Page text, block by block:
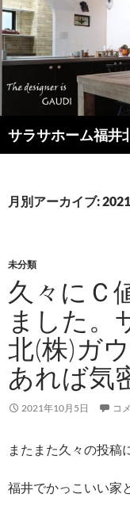
サラサホーム福井
索
ン
キ
ッ
プ
月別アーカイブ:
未分類
久々にＣ
ました。
北(株)ガ
あれば気
2021年10月5日 コ
またまた久々の投稿
福井でかっこいい家